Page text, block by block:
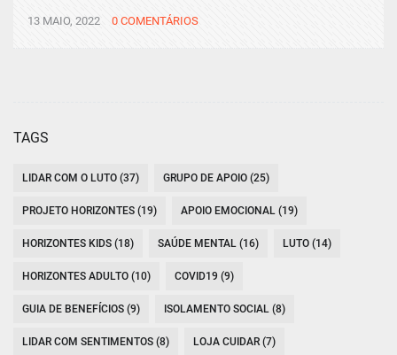
13 MAIO, 2022 0 COMENTÁRIOS
TAGS
LIDAR COM O LUTO (37) GRUPO DE APOIO (25)
PROJETO HORIZONTES (19) APOIO EMOCIONAL (19)
HORIZONTES KIDS (18) SAÚDE MENTAL (16) LUTO (14)
HORIZONTES ADULTO (10) COVID19 (9)
GUIA DE BENEFÍCIOS (9) ISOLAMENTO SOCIAL (8)
LIDAR COM SENTIMENTOS (8) LOJA CUIDAR (7)